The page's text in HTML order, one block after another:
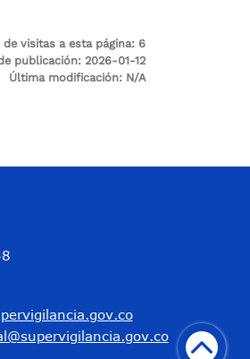
de visitas a esta página: 6
publicación: 2026-01-12
Última modificación: N/A